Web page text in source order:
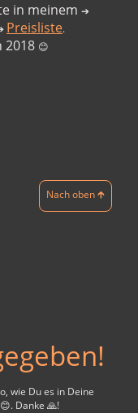
in meinem ➔
Preisliste.
2018 😊
Nach oben 🡱
wie Du es in Deine
Danke 🙏!